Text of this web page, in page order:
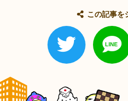
この記事を